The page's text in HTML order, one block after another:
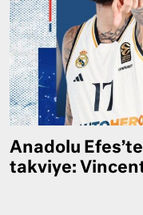
Anadolu
takviye: